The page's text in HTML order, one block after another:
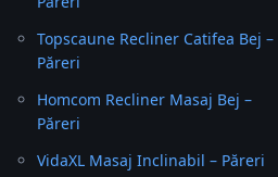
Topscaune Recliner Catifea Bej –
Păreri
Homcom Recliner Masaj Bej –
Păreri
VidaXL Masaj Inclinabil – Păreri